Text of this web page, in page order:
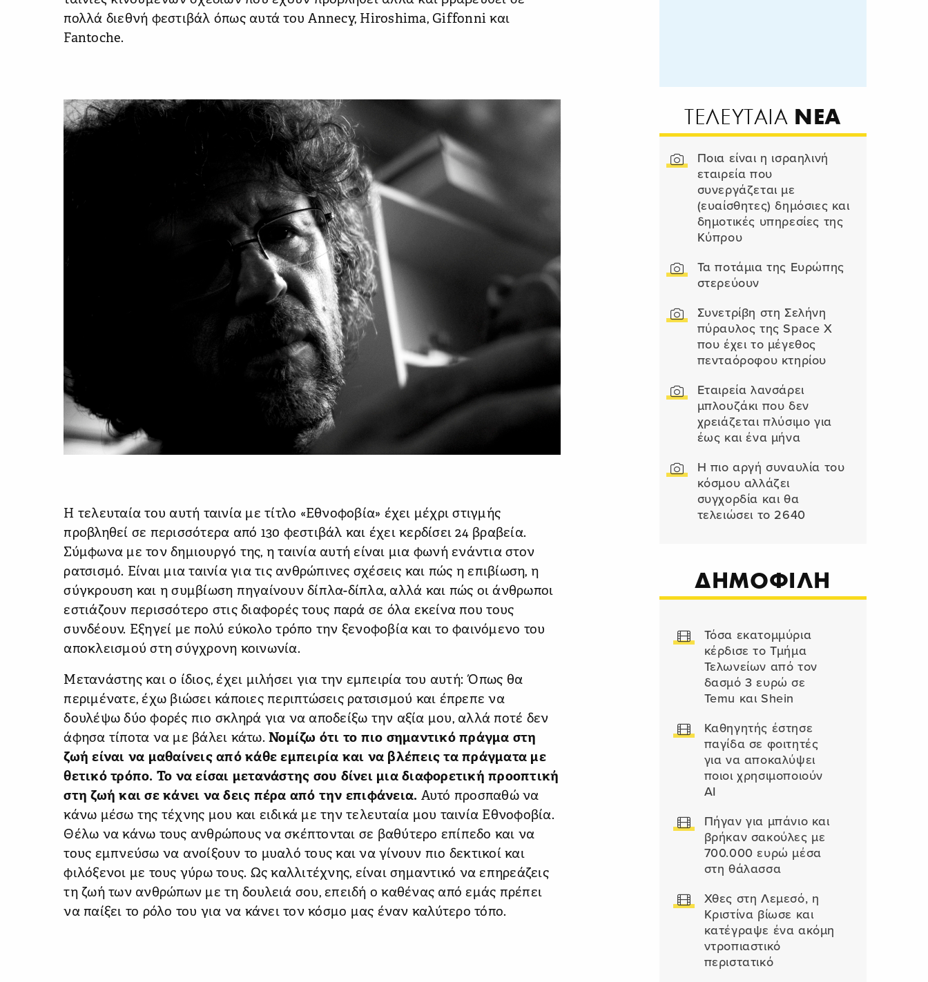
πολλά διεθνή φεστιβάλ όπως αυτά του Annecy, Hiroshima, Giffonni και
Fantoche.
Η τελευταία του αυτή ταινία με τίτλο «Εθνοφοβία» έχει μέχρι στιγμής
προβληθεί σε περισσότερα από 130 φεστιβάλ και έχει κερδίσει 24 βραβεία.
Σύμφωνα με τον δημιουργό της, η ταινία αυτή είναι μια φωνή ενάντια στον
ρατσισμό. Είναι μια ταινία για τις ανθρώπινες σχέσεις και πώς η επιβίωση, η
σύγκρουση και η συμβίωση πηγαίνουν δίπλα-δίπλα, αλλά και πώς οι άνθρωποι
εστιάζουν περισσότερο στις διαφορές τους παρά σε όλα εκείνα που τους
συνδέουν. Εξηγεί με πολύ εύκολο τρόπο την ξενοφοβία και το φαινόμενο του
αποκλεισμού στη σύγχρονη κοινωνία.
Μετανάστης και ο ίδιος, έχει μιλήσει για την εμπειρία του αυτή: Όπως θα
περιμένατε, έχω βιώσει κάποιες περιπτώσεις ρατσισμού και έπρεπε να
δουλέψω δύο φορές πιο σκληρά για να αποδείξω την αξία μου, αλλά ποτέ δεν
άφησα τίποτα να με βάλει κάτω.Νομίζω ότι το πιο σημαντικό πράγμα στη
ζωή είναι να μαθαίνεις από κάθε εμπειρία και να βλέπεις τα πράγματα με
θετικό τρόπο. Το να είσαι μετανάστης σου δίνει μια διαφορετική προοπτική
στη ζωή και σε κάνει να δεις πέρα από την επιφάνεια. Αυτό προσπαθώ να
κάνω μέσω της τέχνης μου και ειδικά με την τελευταία μου ταινία Εθνοφοβία.
Θέλω να κάνω τους ανθρώπους να σκέπτονται σε βαθύτερο επίπεδο και να
τους εμπνεύσω να ανοίξουν το μυαλό τους και να γίνουν πιο δεκτικοί και
φιλόξενοι με τους γύρω τους. Ως καλλιτέχνης, είναι σημαντικό να επηρεάζεις
τη ζωή των ανθρώπων με τη δουλειά σου, επειδή ο καθένας από εμάς πρέπει
να παίξει το ρόλο του για να κάνει τον κόσμο μας έναν καλύτερο τόπο.
ΤΕΛΕΥΤΑΙΑ ΝΕΑ
Ποια είναι η ισραηλινή
εταιρεία που
συνεργάζεται με
(ευαίσθητες) δημόσιες και
δημοτικές υπηρεσίες της
Κύπρου
Τα ποτάμια της Ευρώπης
στερεύουν
Συνετρίβη στη Σελήνη
πύραυλος της Space X
που έχει το μέγεθος
πενταόροφου κτηρίου
Εταιρεία λανσάρει
μπλουζάκι που δεν
χρειάζεται πλύσιμο για
έως και ένα μήνα
Η πιο αργή συναυλία του
κόσμου αλλάζει
συγχορδία και θα
τελειώσει το 2640
ΔΗΜΟΦΙΛΗ
Τόσα εκατομμύρια
κέρδισε το Τμήμα
Τελωνείων από τον
δασμό 3 ευρώ σε
Temu και Shein
Καθηγητής έστησε
παγίδα σε φοιτητές
για να αποκαλύψει
ποιοι χρησιμοποιούν
AI
Πήγαν για μπάνιο και
βρήκαν σακούλες με
700.000 ευρώ μέσα
στη θάλασσα
Χθες στη Λεμεσό, η
Κριστίνα βίωσε και
κατέγραψε ένα ακόμη
ντροπιαστικό
περιστατικό